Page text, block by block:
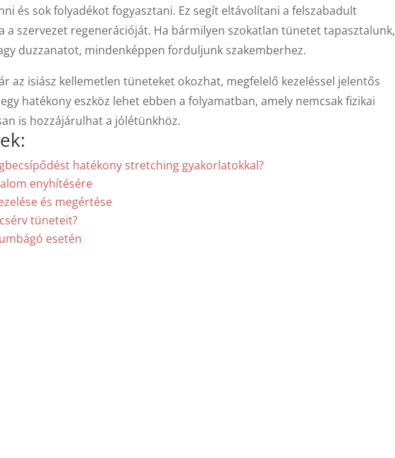
és sok folyadékot fogyasztani. Ez segít eltávolítani a felszabadult
a szervezet regenerációját. Ha bármilyen szokatlan tünetet tapasztalunk,
duzzanatot, mindenképpen forduljunk szakemberhez.
az isiász kellemetlen tüneteket okozhat, megfelelő kezeléssel jelentős
hatékony eszköz lehet ebben a folyamatban, amely nemcsak fizikai
is hozzájárulhat a jólétünkhöz.
hatékony stretching gyakorlatokkal?
enyhítésére
és megértése
tüneteit?
esetén